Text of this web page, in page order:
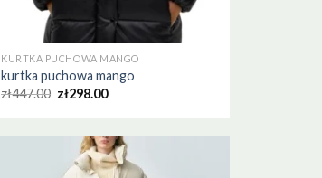
KURTKA PUCHOWA MANGO
kurtka puchowa mango
zł447.00 zł298.00